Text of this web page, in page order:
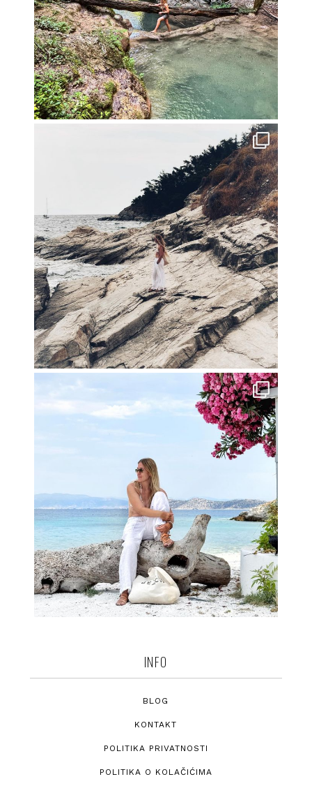
INFO
BLOG
KONTAKT
POLITIKA PRIVATNOSTI
POLITIKA O KOLAČIĆIMA